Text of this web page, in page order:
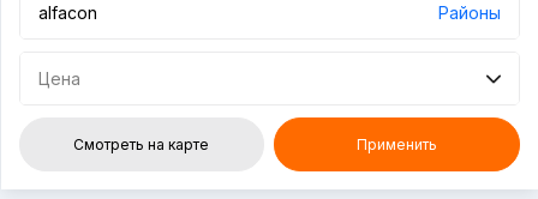
Районы
Цена
Смотреть на карте Применить